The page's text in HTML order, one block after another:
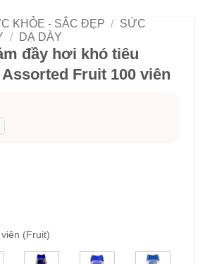
KHỎE - SẮC ĐẸP / SỨC
/ DẠ DÀY
đầy hơi khó tiêu
Fruit 100 viên
(Fruit)